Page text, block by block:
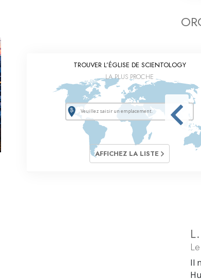
TROUVER L’ÉGLISE DE SCIENTOLOGY
LA PLUS PROCHE
AFFICHEZ LA LISTE
Il